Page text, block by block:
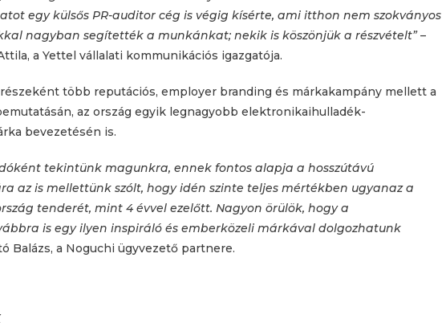
egy külsős PR-auditor cég is végig kísérte, ami itthon nem szokványos
nagyban segítették a munkánkat; nekik is köszönjük a részvételt”–
a Yettel vállalati kommunikációs igazgatója.
több reputációs, employer branding és márkakampány mellett a
az ország egyik legnagyobb elektronikaihulladék-
bevezetésén is.
tekintünk magunkra, ennek fontos alapja a hosszútávú
az is mellettünk szólt, hogy idén szinte teljes mértékben ugyanaz a
tenderét, mint 4 évvel ezelőtt. Nagyon örülök, hogy a
is egy ilyen inspiráló és emberközeli márkával dolgozhatunk
Balázs, a Noguchi ügyvezető partnere.